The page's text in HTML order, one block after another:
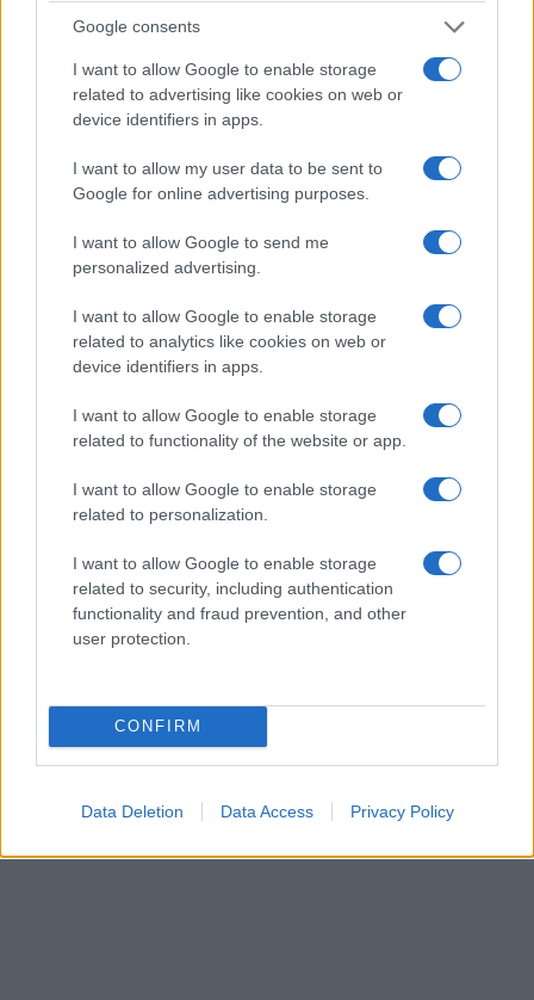
Google consents
I want to allow Google to enable storage
related to advertising like cookies on web or
device identifiers in apps.
I want to allow my user data to be sent to
Google for online advertising purposes.
I want to allow Google to send me
personalized advertising.
I want to allow Google to enable storage
related to analytics like cookies on web or
device identifiers in apps.
I want to allow Google to enable storage
related to functionality of the website or app.
I want to allow Google to enable storage
related to personalization.
I want to allow Google to enable storage
related to security, including authentication
functionality and fraud prevention, and other
user protection.
CONFIRM
Data Deletion Data Access Privacy Policy